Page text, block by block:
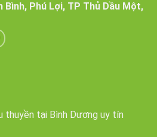
Bình, Phú Lợi, TP Thủ Dầu Một,
thuyền tại Bình Dương uy tín